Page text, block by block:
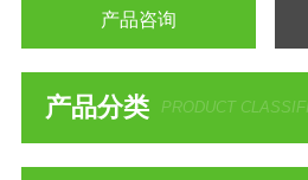
产品咨询
产品分类 PRODUCT